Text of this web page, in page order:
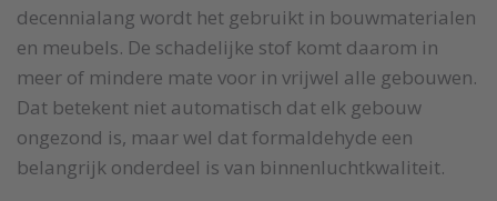
decennialang wordt het gebruikt in bouwmaterialen
en meubels. De schadelijke stof komt daarom in
meer of mindere mate voor in vrijwel alle gebouwen.
Dat betekent niet automatisch dat elk gebouw
ongezond is, maar wel dat formaldehyde een
belangrijk onderdeel is van binnenluchtkwaliteit.